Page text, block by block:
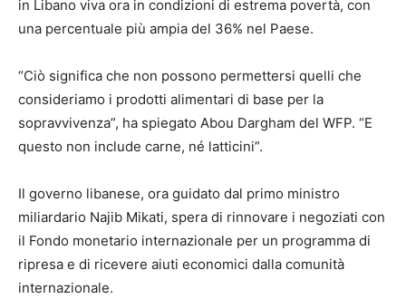
in Libano viva ora in condizioni di estrema povertà, con
una percentuale più ampia del 36% nel Paese.
“Ciò significa che non possono permettersi quelli che
consideriamo i prodotti alimentari di base per la
sopravvivenza”, ha spiegato Abou Dargham del WFP. “E
questo non include carne, né latticini”.
Il governo libanese, ora guidato dal primo ministro
miliardario Najib Mikati, spera di rinnovare i negoziati con
il Fondo monetario internazionale per un programma di
ripresa e di ricevere aiuti economici dalla comunità
internazionale.